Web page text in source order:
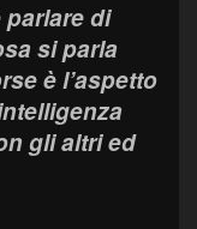
di
si parla
è l’aspetto
gli altri ed